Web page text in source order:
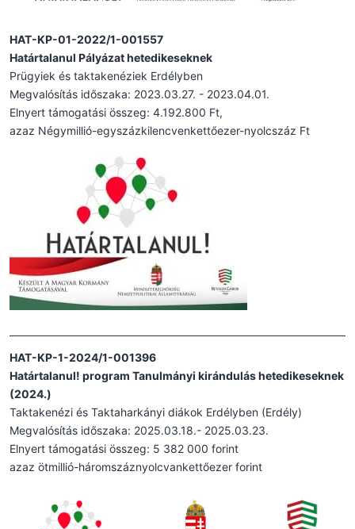
HAT-KP-01-2022/1-001557
Határtalanul Pályázat hetedikeseknek
Prügyiek és taktakenéziek Erdélyben
Megvalósítás időszaka: 2023.03.27. - 2023.04.01.
Elnyert támogatási összeg: 4.192.800 Ft,
azaz Négymillió-egyszázkilencvenkettőezer-nyolcszáz Ft
HAT-KP-1-2024/1-001396
Határtalanul! program Tanulmányi kirándulás hetedikeseknek
(2024.)
Taktakenézi és Taktaharkányi diákok Erdélyben (Erdély)
Megvalósítás időszaka: 2025.03.18.- 2025.03.23.
Elnyert támogatási összeg: 5 382 000 forint
azaz ötmillió-háromszáznyolcvankettőezer forint